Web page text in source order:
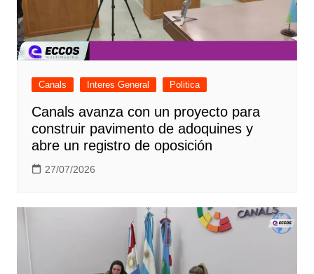
Canals Interes General Politica
Canals avanza con un proyecto para
construir pavimento de adoquines y
abre un registro de oposición
27/07/2026